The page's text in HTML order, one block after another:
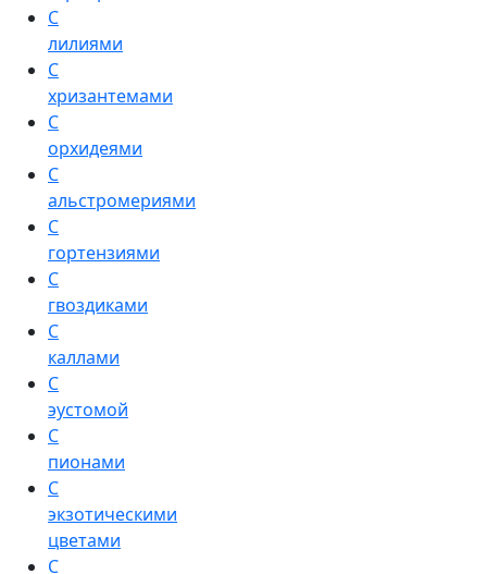
С
лилиями
С
хризантемами
С
орхидеями
С
альстромериями
С
гортензиями
С
гвоздиками
С
каллами
С
эустомой
С
пионами
С
экзотическими
цветами
С